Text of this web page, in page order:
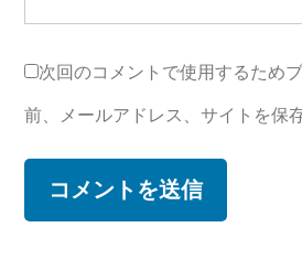
次回のコメントで使用するため
前、メールアドレス、サイトを保存